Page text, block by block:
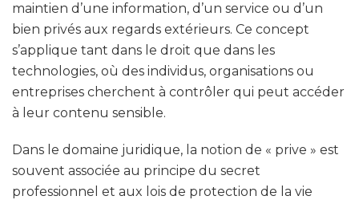
maintien d’une information, d’un service ou d’un
bien privés aux regards extérieurs. Ce concept
s’applique tant dans le droit que dans les
technologies, où des individus, organisations ou
entreprises cherchent à contrôler qui peut accéder
à leur contenu sensible.
Dans le domaine juridique, la notion de « prive » est
souvent associée au principe du secret
professionnel et aux lois de protection de la vie